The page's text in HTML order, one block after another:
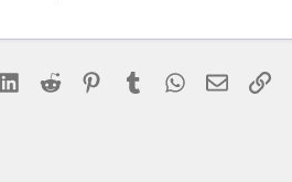
LinkedIn
Reddit PinterestTumblr WhatsApp
Email